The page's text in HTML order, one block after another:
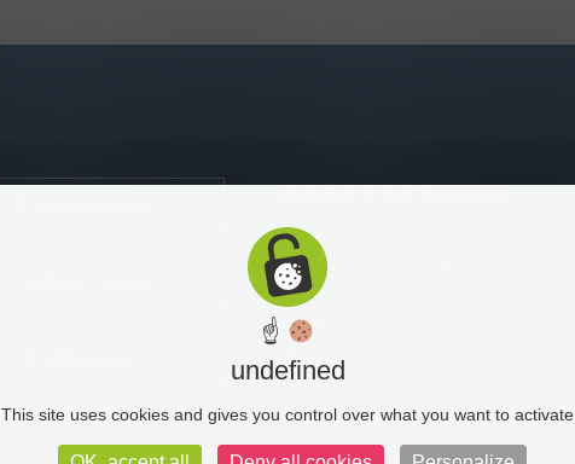
INFOS PRATIQUES
Calendrier scolaire
Fournitures et matériels
Centre d’examens
Restauration
Sécurité
Transports
☝
undefined
This site uses cookies and gives you control over what you want to activate